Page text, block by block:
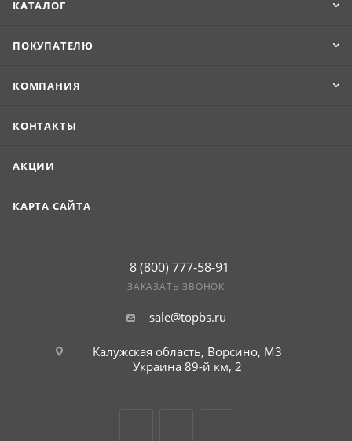
элемента, если таковой отсутствует, обрамления
КАТАЛОГ
ПОКУПАТЕЛЮ
КОМПАНИЯ
КОНТАКТЫ
АКЦИИ
КАРТА САЙТА
8 (800) 777-58-91
ЗАКАЗАТЬ ЗВОНОК
sale@topbs.ru
Калужская область, Ворсино, М3
Украина 89-й км, 2